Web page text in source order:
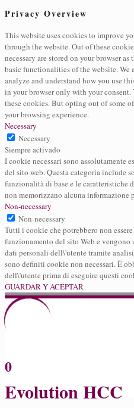
Privacy Overview
This website uses cookies to improve
through the website. Out of these
necessary are stored on your browser
basic functionalities of the website. We
analyze and understand how you use
in your browser only with your
these cookies. But opting out of some
your browsing experience.
Necessary
Necessary
Siempre activado
I cookie necessari sono assolutamente
del sito web. Questa categoria include
funzionalità di base e le caratteristiche
non memorizzano alcuna informazione
Non-necessary
Non-necessary
Tutti i cookie che potrebbero non
funzionamento del sito Web e
dati personali dell\'utente tramite
sono definiti cookie non necessari. È
dell\'utente prima di eseguire questi
GUARDAR Y ACEPTAR
0
Evolution HCC